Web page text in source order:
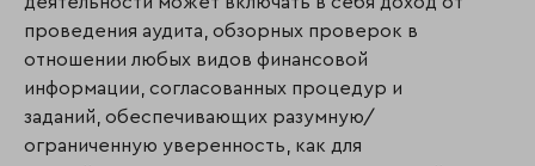
проведения аудита, обзорных проверок в
отношении любых видов финансовой
информации, согласованных процедур и
заданий, обеспечивающих разумную/
ограниченную уверенность, как для